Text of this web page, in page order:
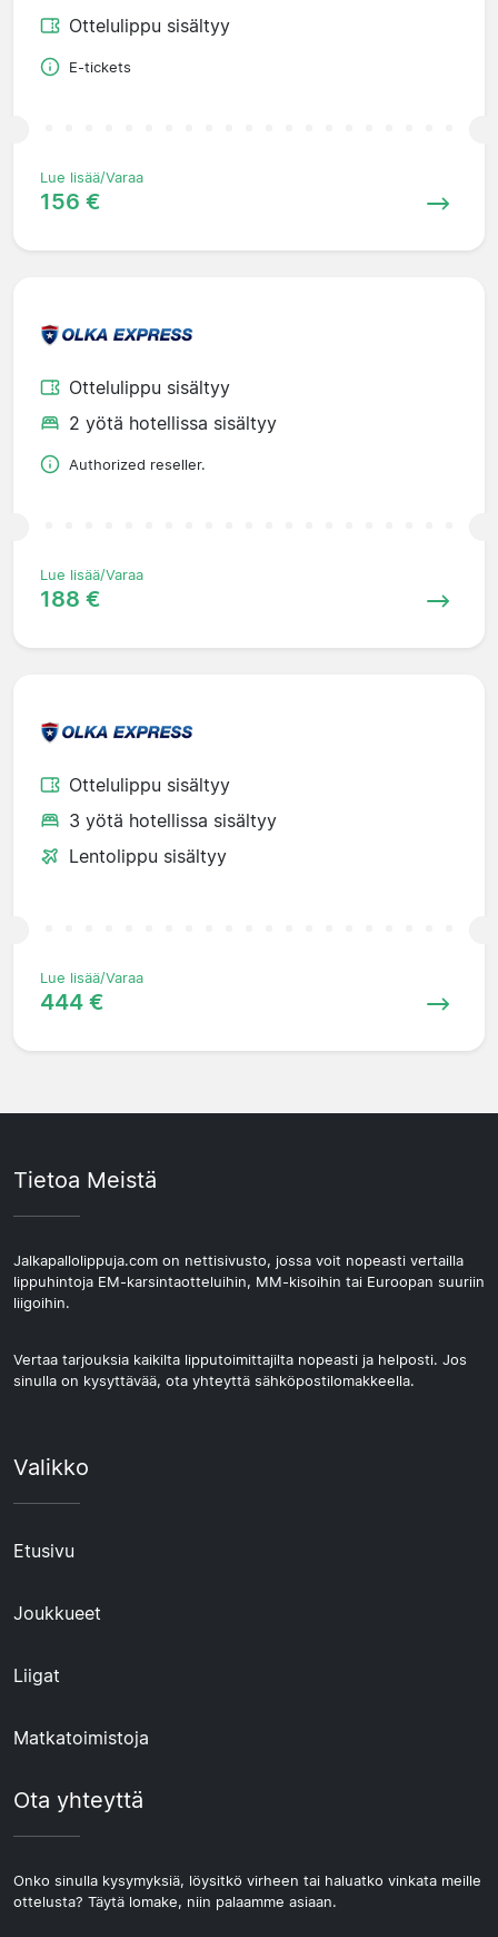
Ottelulippu sisältyy
E-tickets
Lue lisää/Varaa
156 €
Ottelulippu sisältyy
2 yötä hotellissa sisältyy
Authorized reseller.
Lue lisää/Varaa
188 €
Ottelulippu sisältyy
3 yötä hotellissa sisältyy
Lentolippu sisältyy
Lue lisää/Varaa
444 €
Tietoa Meistä
Jalkapallolippuja.com on nettisivusto, jossa voit nopeasti vertailla
lippuhintoja EM-karsintaotteluihin, MM-kisoihin tai Euroopan suuriin
liigoihin.
Vertaa tarjouksia kaikilta lipputoimittajilta nopeasti ja helposti. Jos
sinulla on kysyttävää, ota yhteyttä sähköpostilomakkeella.
Valikko
Etusivu
Joukkueet
Liigat
Matkatoimistoja
Ota yhteyttä
Onko sinulla kysymyksiä, löysitkö virheen tai haluatko vinkata meille
ottelusta? Täytä lomake, niin palaamme asiaan.